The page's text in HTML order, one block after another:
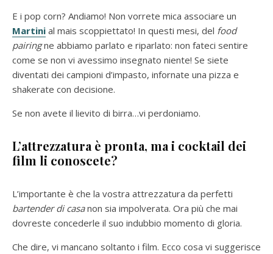
E i pop corn? Andiamo! Non vorrete mica associare un
Martini al mais scoppiettato! In questi mesi, del food
pairingne abbiamo parlato e riparlato: non fateci sentire
come se non vi avessimo insegnato niente! Se siete
diventati dei campioni d’impasto, infornate una pizza e
shakerate con decisione.
Se non avete il lievito di birra…vi perdoniamo.
L’attrezzatura è pronta, ma i cocktail dei
film li conoscete?
L’importante è che la vostra attrezzatura da perfetti
bartender di casanon sia impolverata. Ora più che mai
dovreste concederle il suo indubbio momento di gloria.
Che dire, vi mancano soltanto i film. Ecco cosa vi suggerisce